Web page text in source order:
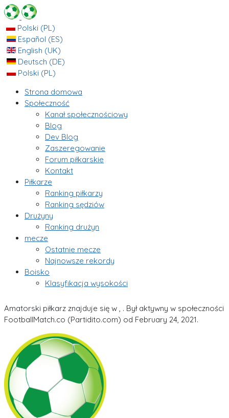
Polski (PL)
Español (ES)
English (UK)
Deutsch (DE)
Polski (PL)
Strona domowa
Społeczność
Kanał społecznościowy
Blog
Dev Blog
Zaszeregowanie
Forum piłkarskie
Kontakt
Piłkarze
Ranking piłkarzy
Ranking sędziów
Drużyny
Ranking drużyn
mecze
Ostatnie mecze
Najnowsze rekordy
Boisko
Klasyfikacja wysokości
Amatorski piłkarz znajduje się w , . Był aktywny w społeczności
FootballMatch.co (Partidito.com) od February 24, 2021.